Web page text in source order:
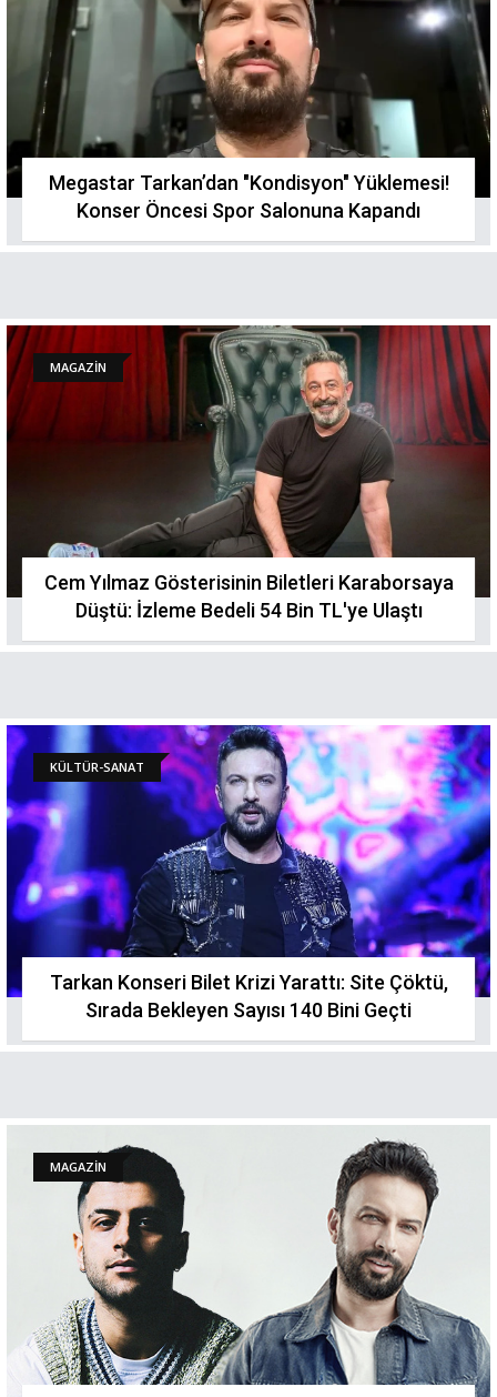
Megastar Tarkan’dan "Kondisyon" Yüklemesi!
Konser Öncesi Spor Salonuna Kapandı
MAGAZİN
Cem Yılmaz Gösterisinin Biletleri Karaborsaya
Düştü: İzleme Bedeli 54 Bin TL'ye Ulaştı
KÜLTÜR-SANAT
Tarkan Konseri Bilet Krizi Yarattı: Site Çöktü,
Sırada Bekleyen Sayısı 140 Bini Geçti
MAGAZİN